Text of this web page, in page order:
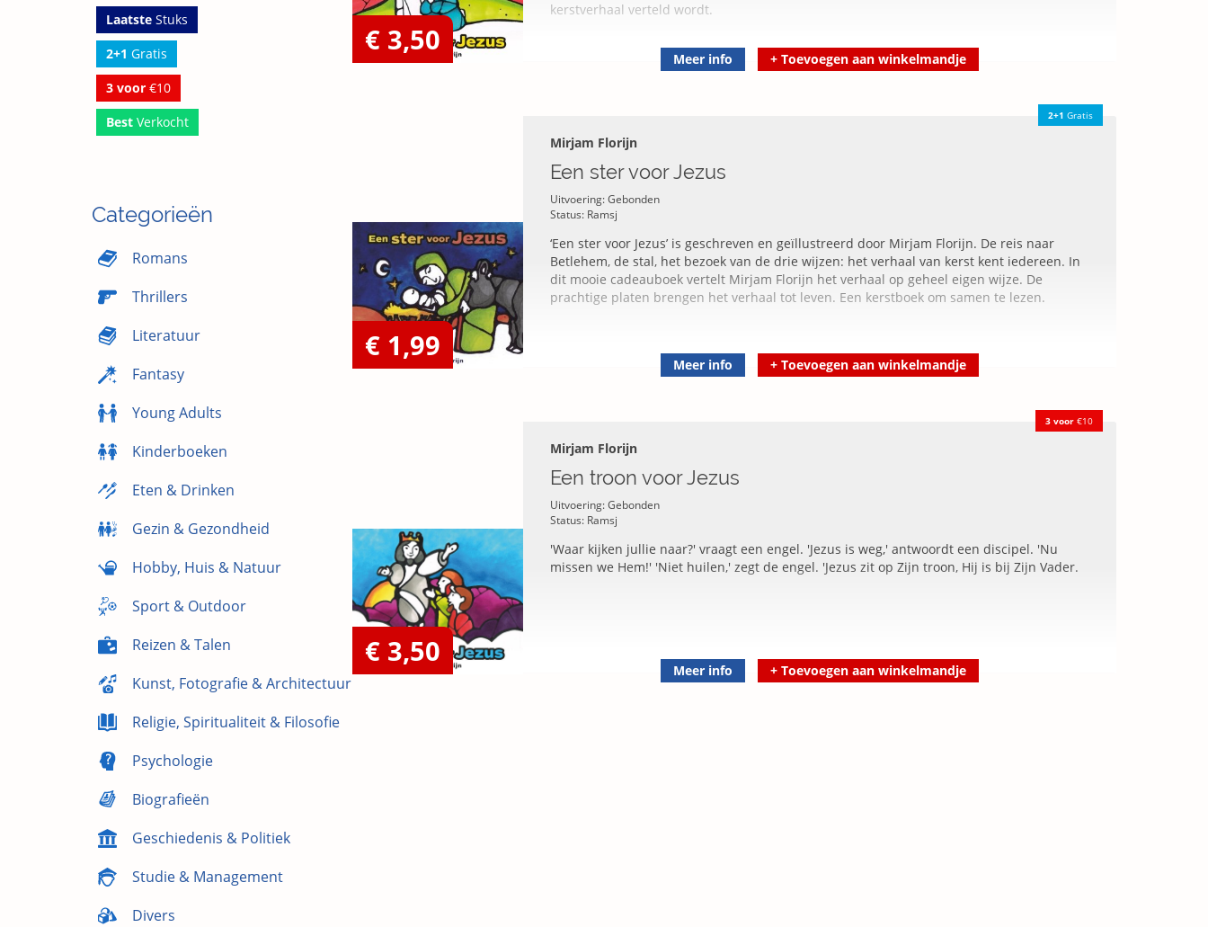
Laatste Stuks
2+1 Gratis
3 voor €10
Best Verkocht
Categorieën
Romans
Thrillers
Literatuur
Fantasy
Young Adults
Kinderboeken
Eten & Drinken
Gezin & Gezondheid
Hobby, Huis & Natuur
Sport & Outdoor
Reizen & Talen
Kunst, Fotografie & Architectuur
Religie, Spiritualiteit & Filosofie
Psychologie
Biografieën
Geschiedenis & Politiek
Studie & Management
Divers
€ 3,50
kerstverhaal verteld wordt.
Meer info + Toevoegen aan winkelmandje
€ 1,99
2+1 Gratis
Mirjam Florijn
Een ster voor Jezus
Uitvoering: Gebonden
Status: Ramsj
‘Een ster voor Jezus’ is geschreven en geïllustreerd door Mirjam Florijn. De reis naar
Betlehem, de stal, het bezoek van de drie wijzen: het verhaal van kerst kent iedereen. In
dit mooie cadeauboek vertelt Mirjam Florijn het verhaal op geheel eigen wijze. De
prachtige platen brengen het verhaal tot leven. Een kerstboek om samen te lezen.
Meer info + Toevoegen aan winkelmandje
€ 3,50
3 voor €10
Mirjam Florijn
Een troon voor Jezus
Uitvoering: Gebonden
Status: Ramsj
'Waar kijken jullie naar?' vraagt een engel. 'Jezus is weg,' antwoordt een discipel. 'Nu
missen we Hem!' 'Niet huilen,' zegt de engel. 'Jezus zit op Zijn troon, Hij is bij Zijn Vader.
Meer info + Toevoegen aan winkelmandje